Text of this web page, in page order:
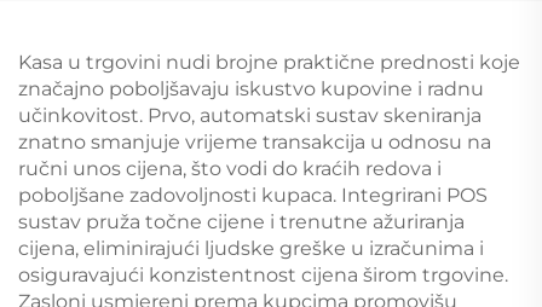
Kasa u trgovini nudi brojne praktične prednosti koje
značajno poboljšavaju iskustvo kupovine i radnu
učinkovitost. Prvo, automatski sustav skeniranja
znatno smanjuje vrijeme transakcija u odnosu na
ručni unos cijena, što vodi do kraćih redova i
poboljšane zadovoljnosti kupaca. Integrirani POS
sustav pruža točne cijene i trenutne ažuriranja
cijena, eliminirajući ljudske greške u izračunima i
osiguravajući konzistentnost cijena širom trgovine.
Zasloni usmjereni prema kupcima promovišu